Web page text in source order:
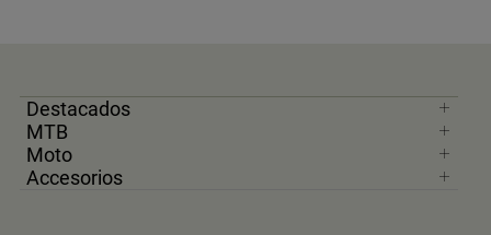
Destacados
MTB
Moto
Accesorios